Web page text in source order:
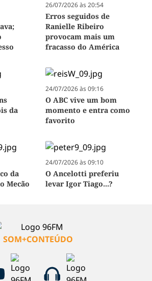
26/07/2026 às 20:54
Erros seguidos de
Ranielle Ribeiro
provocam mais um
fracasso do América
da
24/07/2026 às 09:16
O ABC vive um bom
momento e entra como
favorito
da
Mecão
24/07/2026 às 09:10
O Ancelotti preferiu
levar Igor Tiago...?
SOM+CONTEÚDO